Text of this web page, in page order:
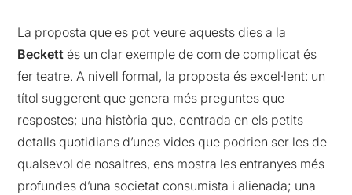
La proposta que es pot veure aquests dies a la
Beckett és un clar exemple de com de complicat és
fer teatre. A nivell formal, la proposta és excel·lent: un
títol suggerent que genera més preguntes que
respostes; una història que, centrada en els petits
detalls quotidians d’unes vides que podrien ser les de
qualsevol de nosaltres, ens mostra les entranyes més
profundes d’una societat consumista i alienada; una